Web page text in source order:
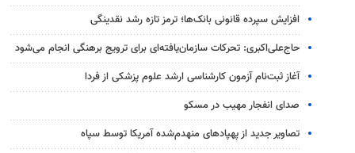
افزایش سپرده قانونی بانک‌ها؛ ترمز تازه رشد نقدینگی
حاج‌علی‌اکبری: تحرکات سازمان‌یافته‌ای برای ترویج برهنگی انجام می‌شود
آغاز ثبت‌نام‌ آزمون کارشناسی ارشد علوم پزشکی از فردا
صدای انفجار مهیب در مسکو
تصاویر جدید از پهپادهای منهدم‌شده آمریکا توسط سپاه